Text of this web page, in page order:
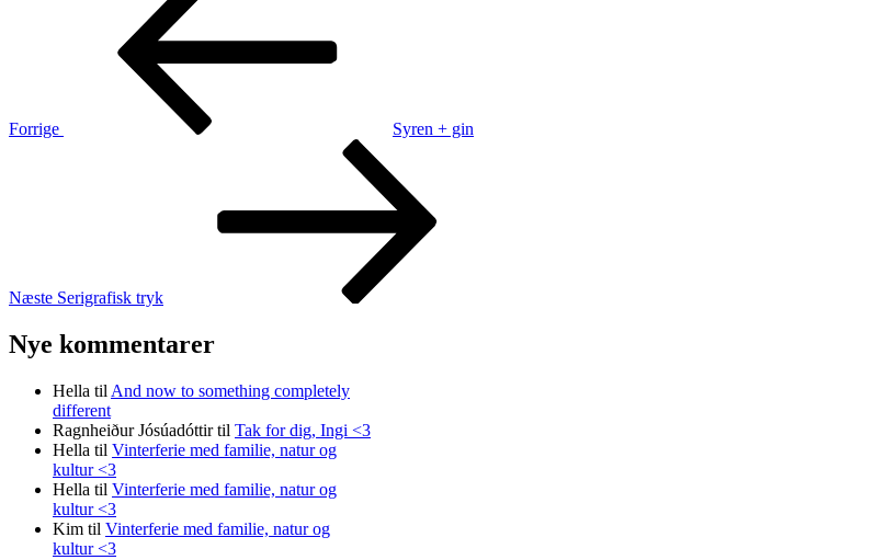
Forrige
Syren + gin
Næste Serigrafisk tryk
Nye kommentarer
Hella til And now to something completely
different
Ragnheiður Jósúadóttirtil Tak for dig, Ingi <3
Hella til Vinterferie med familie, natur og
kultur <3
Hella til Vinterferie med familie, natur og
kultur <3
Kim til Vinterferie med familie, natur og
kultur <3